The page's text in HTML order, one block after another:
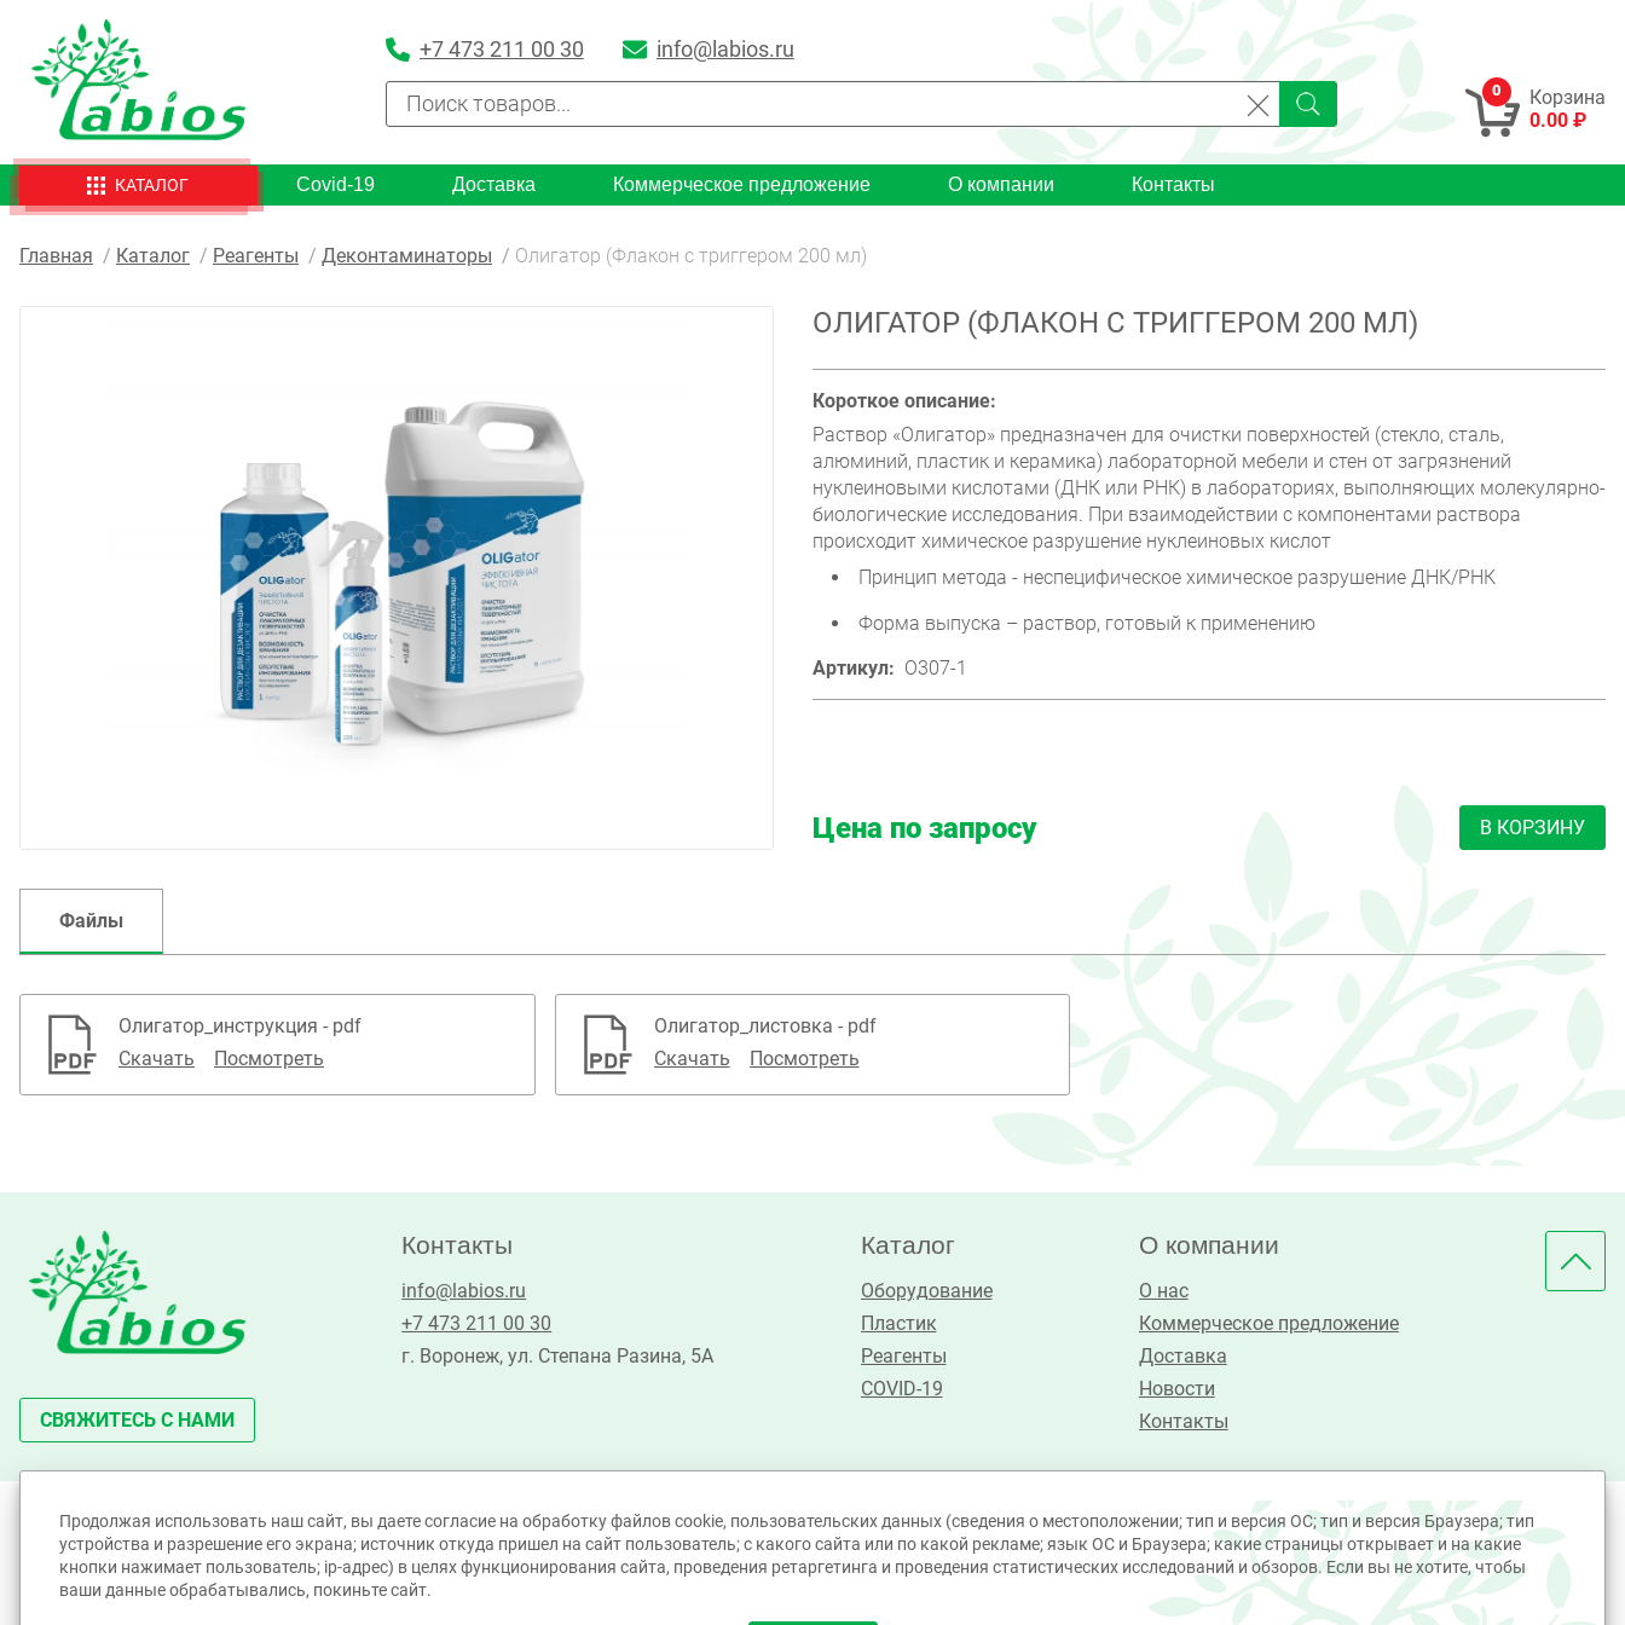
+7 473 211 00 30 info@labios.ru
0
Корзина
0.00 ₽
КАТАЛОГ Covid-19 Доставка Коммерческое предложение О компании Контакты
Главная Каталог Реагенты Деконтаминаторы Олигатор (Флакон с триггером 200 мл)
ОЛИГАТОР (ФЛАКОН С ТРИГГЕРОМ 200 МЛ)
Короткое описание:
Раствор «Олигатор» предназначен для очистки поверхностей (стекло, сталь,
алюминий, пластик и керамика) лабораторной мебели и стен от загрязнений
нуклеиновыми кислотами (ДНК или РНК) в лабораториях, выполняющих молекулярно-
биологические исследования. При взаимодействии с компонентами раствора
происходит химическое разрушение нуклеиновых кислот
Принцип метода - неспецифическое химическое разрушение ДНК/РНК
Форма выпуска – раствор, готовый к применению
Артикул: O307-1
Цена по запросу В КОРЗИНУ
Файлы
Олигатор_инструкция - pdf
Скачать
Посмотреть
Олигатор_листовка - pdf
Скачать
Посмотреть
Продолжая использовать наш сайт, вы даете согласие на обработку файлов cookie, пользовательских данных (сведения о местоположении; тип и версия ОС; тип и версия Браузера; тип
устройства и разрешение его экрана; источник откуда пришел на сайт пользователь; с какого сайта или по какой рекламе; язык ОС и Браузера; какие страницы открывает и на какие
кнопки нажимает пользователь; ip-адрес) в целях функционирования сайта, проведения ретаргетинга и проведения статистических исследований и обзоров. Если вы не хотите, чтобы
ваши данные обрабатывались, покиньте сайт.
СВЯЖИТЕСЬ С НАМИ
Контакты
info@labios.ru
+7 473 211 00 30
г. Воронеж, ул. Степана Разина, 5А
Каталог
Оборудование
Пластик
Реагенты
COVID-19
О компании
О нас
Коммерческое предложение
Доставка
Новости
Контакты
©Лабиос 2010 - 2026. All Rights Reserved.
Политика принятия персональных данных
Политика обработки Cookie-файлов